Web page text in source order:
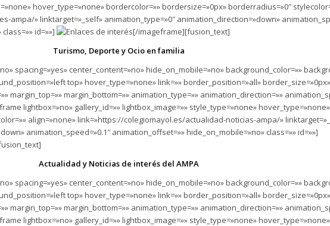
hover_type=»none» bordercolor=»» bordersize=»0px» borderradius=»0″
ampa/» linktarget=»_self» animation_type=»0″ animation_direction=»down»
id=»»]
[/imageframe][fusion_text]
Turismo, Deporte y Ocio en familia
spacing=»yes» center_content=»no» hide_on_mobile=»no» background_color=»»
top» hover_type=»none» link=»» border_position=»all» border_size=»0px»
margin_top=»» margin_bottom=»» animation_type=»» animation_direction=»»
lightbox=»no» gallery_id=»» lightbox_image=»» style_type=»none»
align=»none» link=»https://colegiomayol.es/actualidad-noticias-ampa/»
animation_speed=»0.1″ animation_offset=»» hide_on_mobile=»no» class=»» id=»»]
Actualidad y Noticias de interés del AMPA
spacing=»yes» center_content=»no» hide_on_mobile=»no» background_color=»»
top» hover_type=»none» link=»» border_position=»all» border_size=»0px»
margin_top=»» margin_bottom=»» animation_type=»» animation_direction=»»
lightbox=»no» gallery_id=»» lightbox_image=»» style_type=»none»